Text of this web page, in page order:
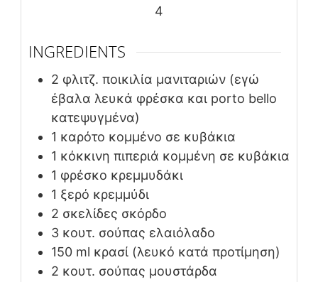
4
INGREDIENTS
2 φλιτζ. ποικιλία μανιταριών (εγώ
έβαλα λευκά φρέσκα και porto bello
κατεψυγμένα)
1 καρότο κομμένο σε κυβάκια
1 κόκκινη πιπεριά κομμένη σε κυβάκια
1 φρέσκο κρεμμυδάκι
1 ξερό κρεμμύδι
2 σκελίδες σκόρδο
3 κουτ. σούπας ελαιόλαδο
150 ml κρασί (λευκό κατά προτίμηση)
2 κουτ. σούπας μουστάρδα